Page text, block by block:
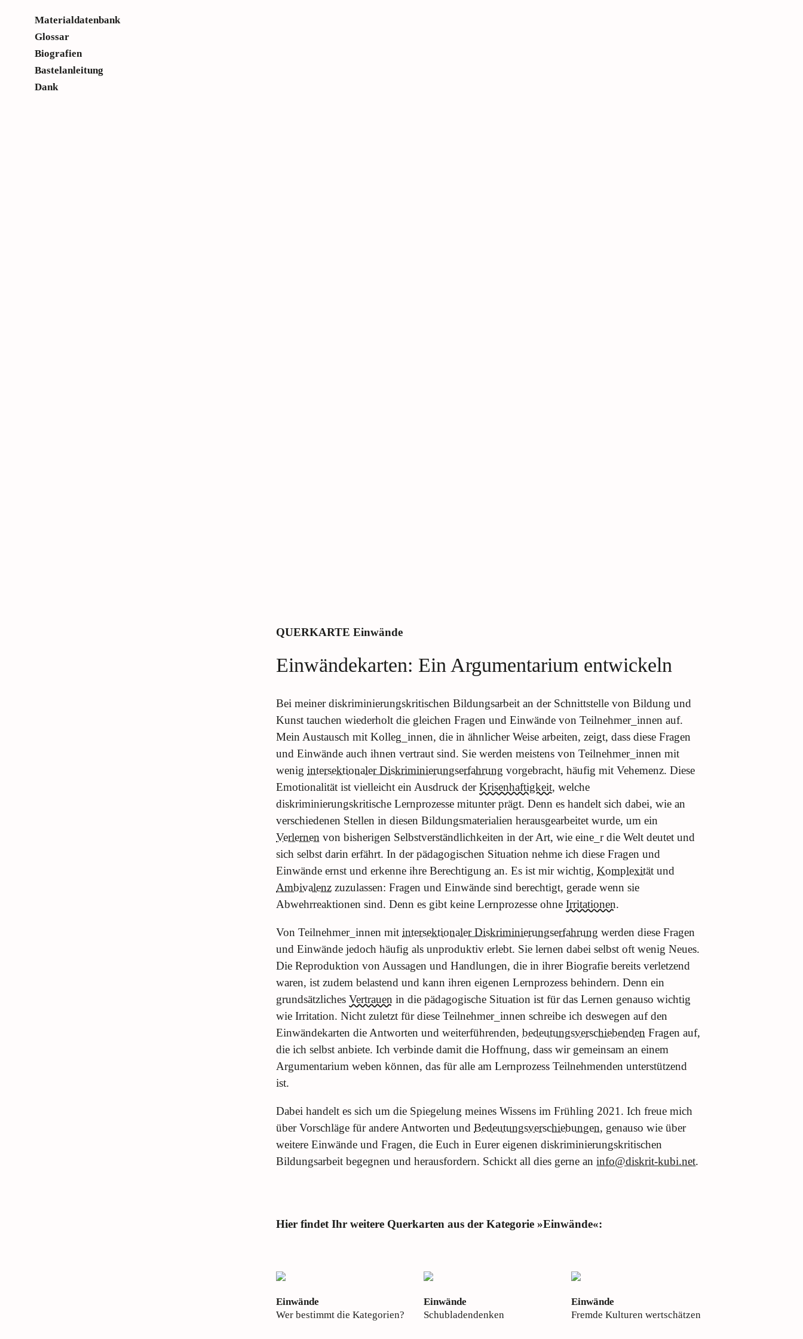
Materialdatenbank
Glossar
Biografien
Bastelanleitung
Dank
QUERKARTE Einwände
Einwändekarten: Ein Argumentarium entwickeln
Bei meiner diskriminierungskritischen Bildungsarbeit an der Schnittstelle von Bildung und
Kunst tauchen wiederholt die gleichen Fragen und Einwände von Teilnehmer_innen auf.
Mein Austausch mit Kolleg_innen, die in ähnlicher Weise arbeiten, zeigt, dass diese Fragen
und Einwände auch ihnen vertraut sind. Sie werden meistens von Teilnehmer_innen mit
wenigintersektionaler Diskriminierungserfahrung vorgebracht, häufig mit Vehemenz. Diese
Emotionalität ist vielleicht ein Ausdruck derKrisenhaftigkeit, welche
diskriminierungskritische Lernprozesse mitunter prägt. Denn es handelt sich dabei, wie an
verschiedenen Stellen in diesen Bildungsmaterialien herausgearbeitet wurde, um ein
Verlernen von bisherigen Selbstverständlichkeiten in der Art, wie eine_r die Welt deutet und
sich selbst darin erfährt. In der pädagogischen Situation nehme ich diese Fragen und
Einwände ernst und erkenne ihre Berechtigung an. Es ist mir wichtig,Komplexität und
Ambivalenz zuzulassen: Fragen und Einwände sind berechtigt, gerade wenn sie
Abwehrreaktionen sind. Denn es gibt keine Lernprozesse ohneIrritationen.
Von Teilnehmer_innen mitintersektionaler Diskriminierungserfahrung werden diese Fragen
und Einwände jedoch häufig als unproduktiv erlebt. Sie lernen dabei selbst oft wenig Neues.
Die Reproduktion von Aussagen und Handlungen, die in ihrer Biografie bereits verletzend
waren, ist zudem belastend und kann ihren eigenen Lernprozess behindern. Denn ein
grundsätzlichesVertrauen in die pädagogische Situation ist für das Lernen genauso wichtig
wie Irritation. Nicht zuletzt für diese Teilnehmer_innen schreibe ich deswegen auf den
Einwändekarten die Antworten und weiterführenden,bedeutungsverschiebenden Fragen auf,
die ich selbst anbiete. Ich verbinde damit die Hoffnung, dass wir gemeinsam an einem
Argumentarium weben können, das für alle am Lernprozess Teilnehmenden unterstützend
ist.
Dabei handelt es sich um die Spiegelung meines Wissens im Frühling 2021. Ich freue mich
über Vorschläge für andere Antworten undBedeutungsverschiebungen, genauso wie über
weitere Einwände und Fragen, die Euch in Eurer eigenen diskriminierungskritischen
Bildungsarbeit begegnen und herausfordern. Schickt all dies gerne aninfo@diskrit-kubi.net.
Hier findet Ihr weitere Querkarten aus der Kategorie »Einwände«:
Einwände
Wer bestimmt die Kategorien?
Einwände
Schubladendenken
Einwände
Fremde Kulturen wertschätzen